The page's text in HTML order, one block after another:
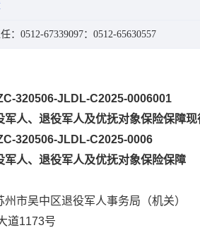
：0512-67339097：0512-65630557
320506-JLDL-C2025-0006001
军人、退役军人及优抚对象保险保障
320506-JLDL-C2025-0006
军人、退役军人及优抚对象保险保障
市吴中区退役军人事务局（机关）
道1173号